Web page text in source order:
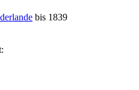
bis 1839